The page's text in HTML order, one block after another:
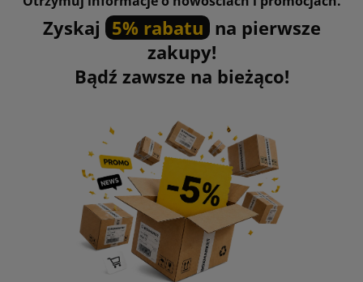
Zyskaj 5% rabatu na pierwsze
zakupy!
Bądź zawsze na bieżąco!